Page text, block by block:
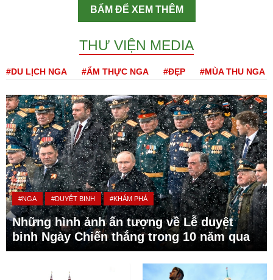
BẤM ĐỂ XEM THÊM
THƯ VIỆN MEDIA
#DU LỊCH NGA #ẨM THỰC NGA #ĐẸP #MÙA THU NGA
#NGA #DUYỆT BINH #KHÁM PHÁ
Những hình ảnh ấn tượng về Lễ duyệt
binh Ngày Chiến thắng trong 10 năm qua